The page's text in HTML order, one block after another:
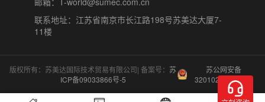
联系地址：江苏省南京市长江路198号苏美达大厦7-
11楼
版权所有：苏美达国际技术贸易有限公司| 备案号：苏
ICP备09033866号-5
苏公网安备
32010202011548